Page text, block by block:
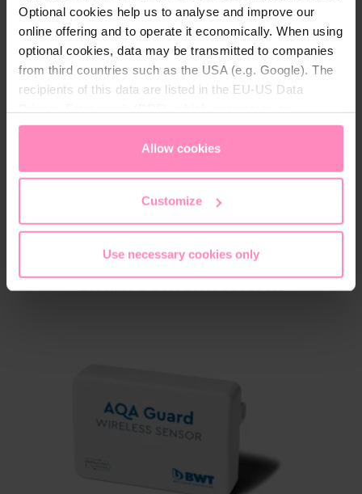
Optional cookies help us to analyse and improve our
online offering and to operate it economically. When using
optional cookies, data may be transmitted to companies
from third countries such as the USA (e.g. Google). The
recipients of this data are listed in the EU-US Data
appropriate level of data protection. You canaccept all
only allow necessary cookies
access and change your chosen setting at any time in
Allow cookies
Customize
Use necessary cookies only
MSDS000255_A_MSDS_BWTAQAtestLsungA_(DE_E
n)_230313.pdf
Download
Dit kan u ook interesseren